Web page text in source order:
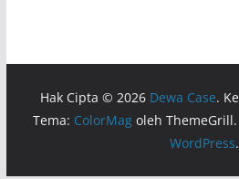
Hak Cipta © 2026 Dewa Case.
Tema: ColorMagoleh
WordPress.